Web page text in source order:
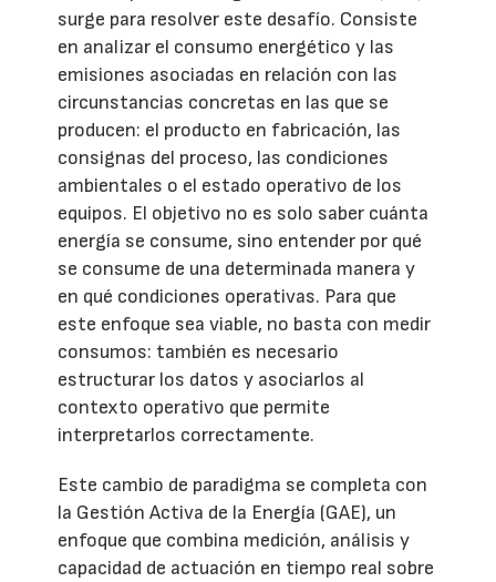
surge para resolver este desafío. Consiste
en analizar el consumo energético y las
emisiones asociadas en relación con las
circunstancias concretas en las que se
producen: el producto en fabricación, las
consignas del proceso, las condiciones
ambientales o el estado operativo de los
equipos. El objetivo no es solo saber cuánta
energía se consume, sino entender por qué
se consume de una determinada manera y
en qué condiciones operativas. Para que
este enfoque sea viable, no basta con medir
consumos: también es necesario
estructurar los datos y asociarlos al
contexto operativo que permite
interpretarlos correctamente.
Este cambio de paradigma se completa con
la Gestión Activa de la Energía (GAE), un
enfoque que combina medición, análisis y
capacidad de actuación en tiempo real sobre